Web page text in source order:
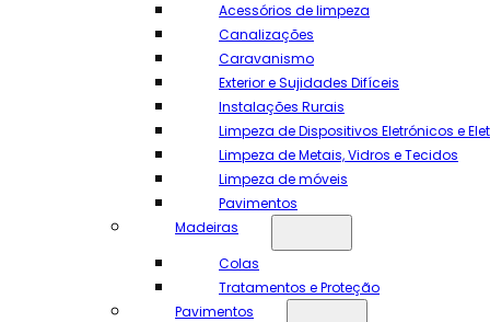
Acessórios de limpeza
Canalizações
Caravanismo
Exterior e Sujidades Difíceis
Instalações Rurais
Limpeza de Dispositivos Eletrónicos e
Limpeza de Metais, Vidros e Tecidos
Limpeza de móveis
Pavimentos
Madeiras
Colas
Tratamentos e Proteção
Pavimentos